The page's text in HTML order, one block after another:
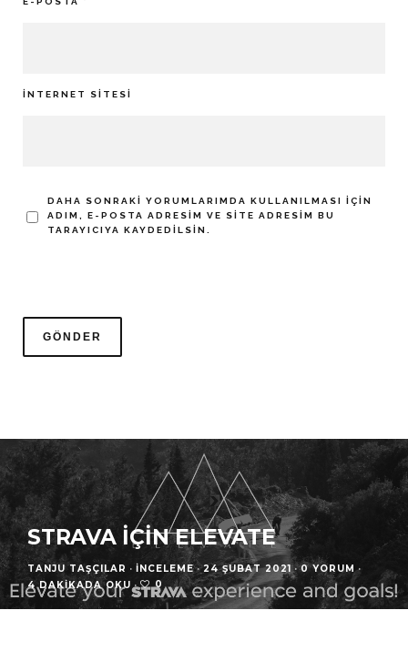
İNTERNET SITESI
DAHA SONRAKI YORUMLARIMDA KULLANILMASI IÇIN
ADIM, E-POSTA ADRESIM VE SITE ADRESIM BU
TARAYICIYA KAYDEDILSIN.
STRAVA IÇIN ELEVATE
TANJU TAŞÇILAR · İNCELEME · 24 ŞUBAT 2021 · 0 YORUM ·
4 DAKIKADA OKU · 0